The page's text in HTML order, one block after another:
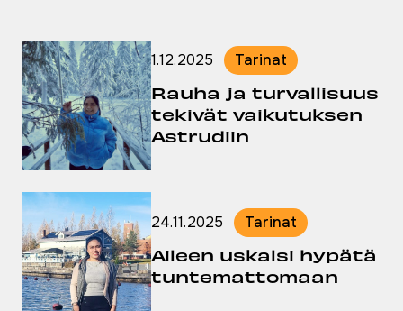
Julkaistu:
1.12.2025 Tarinat
Rauha ja turvallisuus
tekivät vaikutuksen
Astrudiin
Julkaistu:
24.11.2025 Tarinat
Aileen uskalsi hypätä
tuntemattomaan